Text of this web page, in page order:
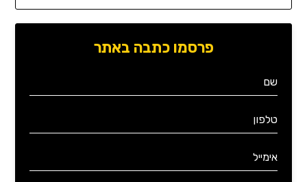
פרסמו כתבה באתר